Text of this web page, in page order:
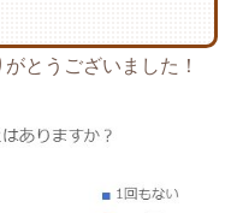
とうございました！